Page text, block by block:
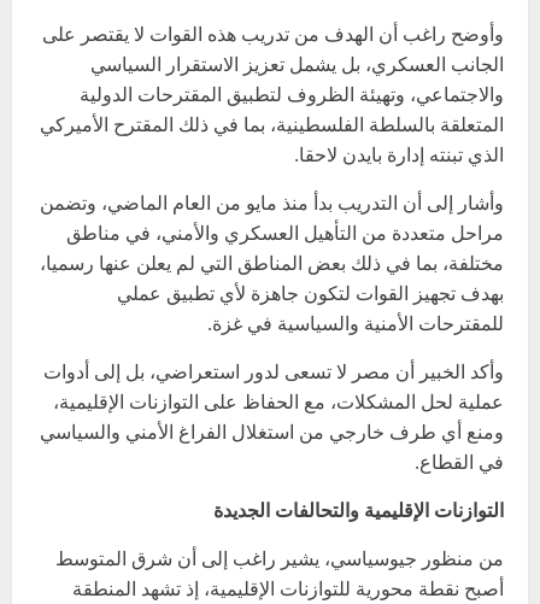
وأوضح راغب أن الهدف من تدريب هذه القوات لا يقتصر على
الجانب العسكري، بل يشمل تعزيز الاستقرار السياسي
والاجتماعي، وتهيئة الظروف لتطبيق المقترحات الدولية
المتعلقة بالسلطة الفلسطينية، بما في ذلك المقترح الأميركي
الذي تبنته إدارة بايدن لاحقا.
وأشار إلى أن التدريب بدأ منذ مايو من العام الماضي، وتضمن
مراحل متعددة من التأهيل العسكري والأمني، في مناطق
مختلفة، بما في ذلك بعض المناطق التي لم يعلن عنها رسميا،
بهدف تجهيز القوات لتكون جاهزة لأي تطبيق عملي
للمقترحات الأمنية والسياسية في غزة.
وأكد الخبير أن مصر لا تسعى لدور استعراضي، بل إلى أدوات
عملية لحل المشكلات، مع الحفاظ على التوازنات الإقليمية،
ومنع أي طرف خارجي من استغلال الفراغ الأمني والسياسي
في القطاع.
التوازنات الإقليمية والتحالفات الجديدة
من منظور جيوسياسي، يشير راغب إلى أن شرق المتوسط
أصبح نقطة محورية للتوازنات الإقليمية، إذ تشهد المنطقة